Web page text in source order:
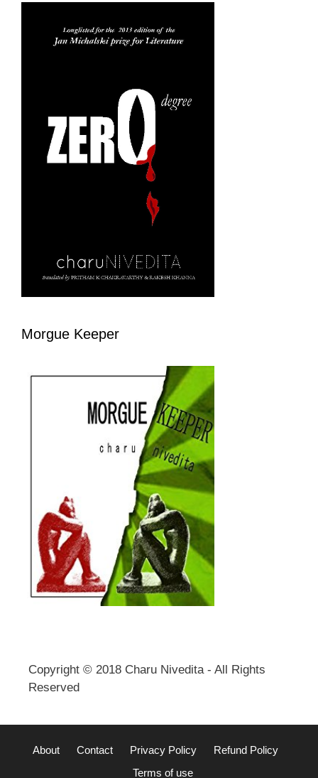
Morgue Keeper
Copyright © 2018 Charu Nivedita - All Rights
Reserved
About Contact Privacy Policy
Refund Policy
Terms of use